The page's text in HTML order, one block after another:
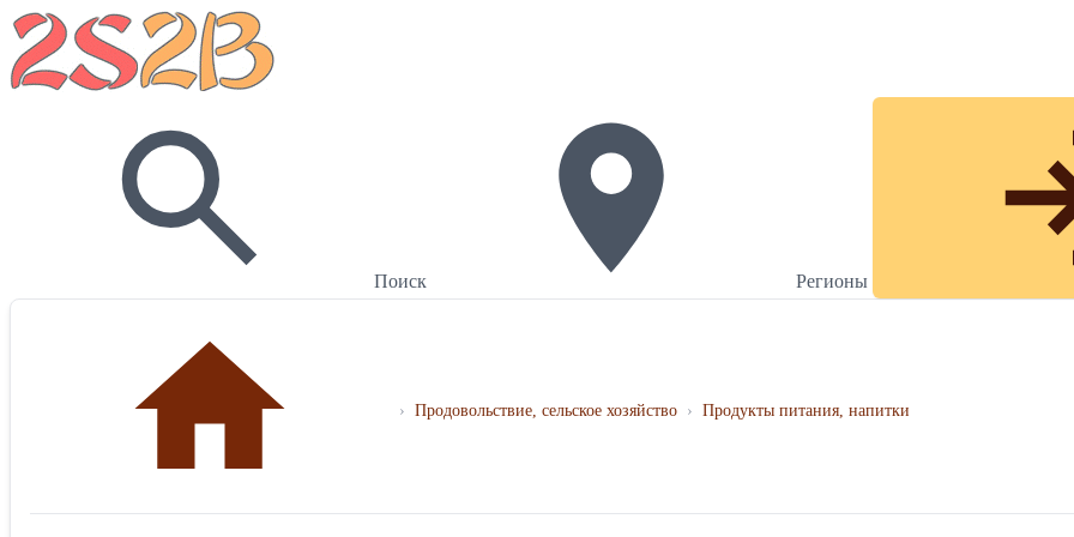
Поиск Регионы
› Продовольствие, сельское хозяйство › Продукты питания, напитки